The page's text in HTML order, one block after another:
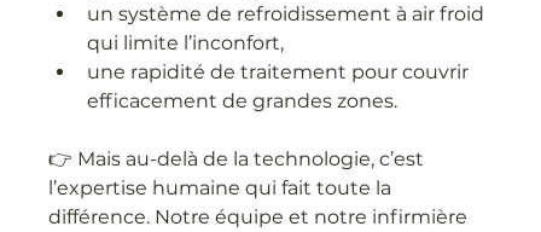
un système de refroidissement à air froid
qui limite l’inconfort,
une rapidité de traitement pour couvrir
efficacement de grandes zones.
👉 Mais au-delà de la technologie, c’est
l’expertise humaine qui fait toute la
différence. Notre équipe et notre infirmière